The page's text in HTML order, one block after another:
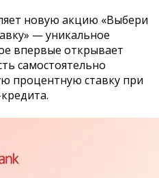
новую акцию «Выбери
— уникальное
впервые открывает
самостоятельно
процентную ставку при